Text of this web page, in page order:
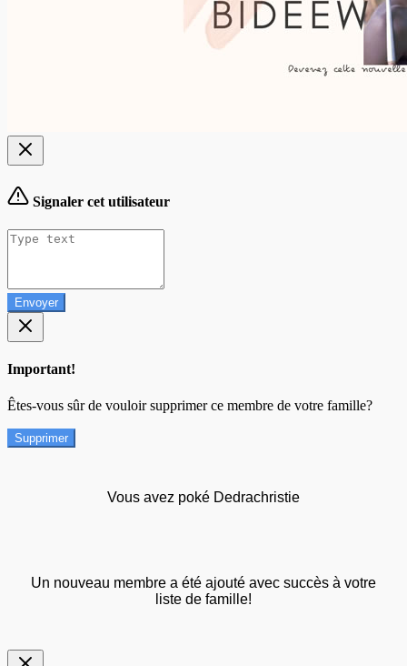
Signaler cet utilisateur
Envoyer
Important!
Êtes-vous sûr de vouloir supprimer ce membre de votre famille?
Supprimer
Vous avez poké Dedrachristie
Un nouveau membre a été ajouté avec succès à votre
liste de famille!